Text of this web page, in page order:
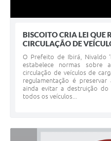
BISCOITO CRIA LEI QUE
CIRCULAÇÃO DE
O Prefeito de Ibirá, Nivaldo
estabelece normas
circulação de veículos de
regulamentação é
ainda evitar a destruição
todos os veículos...